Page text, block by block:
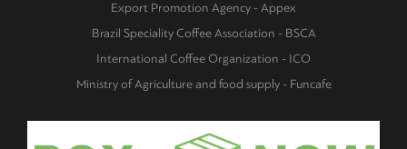
Export Promotion Agency - Appex
Brazil Speciality Coffee Association - BSCA
International Coffee Organization - ICO
Ministry of Agriculture and food supply - Funcafe